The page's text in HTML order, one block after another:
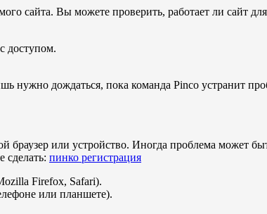
сайта. Вы можете проверить, работает ли сайт для
доступом.
нужно дождаться, пока команда Pinco устранит
браузер или устройство. Иногда проблема может
сделать: пинко регистрация
Firefox, Safari).
или планшете).